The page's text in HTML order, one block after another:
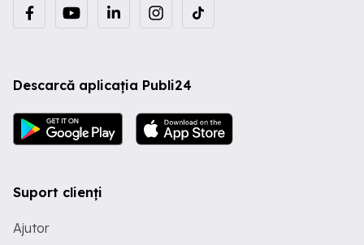
Descarcă aplicația Publi24
Suport clienți
Ajutor